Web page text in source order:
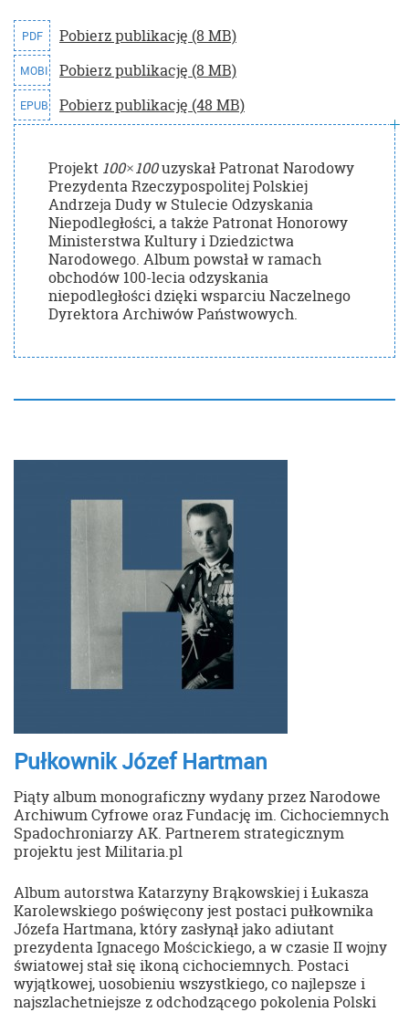
PDF Pobierz publikację (8 MB)
MOBI Pobierz publikację (8 MB)
EPUB Pobierz publikację (48 MB)
Projekt 100×100uzyskał Patronat Narodowy
Prezydenta Rzeczypospolitej Polskiej
Andrzeja Dudy w Stulecie Odzyskania
Niepodległości, a także Patronat Honorowy
Ministerstwa Kultury i Dziedzictwa
Narodowego. Album powstał w ramach
obchodów 100-lecia odzyskania
niepodległości dzięki wsparciu Naczelnego
Dyrektora Archiwów Państwowych.
Pułkownik Józef Hartman
Piąty album monograficzny wydany przez Narodowe
Archiwum Cyfrowe oraz Fundację im. Cichociemnych
Spadochroniarzy AK. Partnerem strategicznym
projektu jest Militaria.pl
Album autorstwa Katarzyny Brąkowskiej i Łukasza
Karolewskiego poświęcony jest postaci pułkownika
Józefa Hartmana, który zasłynął jako adiutant
prezydenta Ignacego Mościckiego, a w czasie II wojny
światowej stał się ikoną cichociemnych. Postaci
wyjątkowej, uosobieniu wszystkiego, co najlepsze i
najszlachetniejsze z odchodzącego pokolenia Polski